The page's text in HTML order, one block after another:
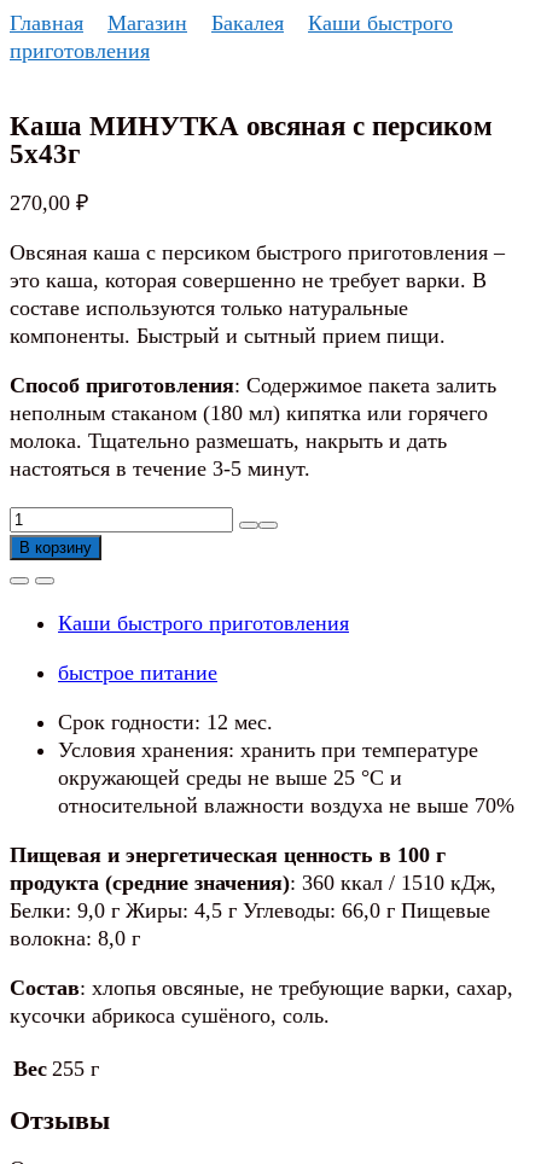
Перейти
к
Главная Магазин Бакалея
Каши быстрого
приготовления
Каша МИНУТКА овсяная с персиком
5х43г
270,00 ₽
Овсяная каша с персиком быстрого приготовления –
это каша, которая совершенно не требует варки. В
составе используются только натуральные
компоненты. Быстрый и сытный прием пищи.
Способ приготовления: Содержимое пакета залить
неполным стаканом (180 мл) кипятка или горячего
молока. Тщательно размешать, накрыть и дать
настояться в течение 3-5 минут.
Количество
товара
Каша
овсяная
персиком
В корзину
Каши быстрого приготовления
быстрое питание
Срок годности: 12 мес.
Условия хранения: хранить при температуре
окружающей среды не выше 25 °С и
относительной влажности воздуха не выше 70%
Пищевая и энергетическая ценность в 100 г
продукта (средние значения): 360 ккал / 1510 кДж,
Белки: 9,0 г Жиры: 4,5 г Углеводы: 66,0 г Пищевые
волокна: 8,0 г
Состав: хлопья овсяные, не требующие варки, сахар,
кусочки абрикоса сушёного, соль.
Вес 255 г
Отзывы